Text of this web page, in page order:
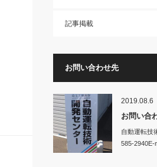
記事掲載
お問い合わせ先
2019.08.6
お問い合
自動運転技
585-2940E-